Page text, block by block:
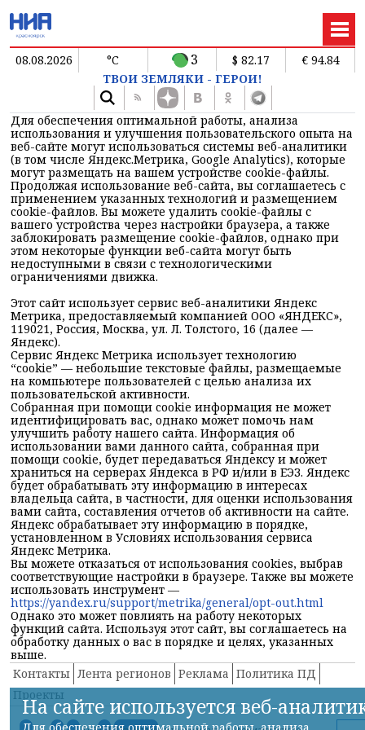
08.08.2026 °C 3 $ 82.17
€ 94.84
ТВОИ ЗЕМЛЯКИ - ГЕРОИ!
Для обеспечения оптимальной работы, анализа
использования и улучшения пользовательского опыта на
веб-сайте могут использоваться системы веб-аналитики
(в том числе Яндекс.Метрика, Google Analytics), которые
могут размещать на вашем устройстве cookie-файлы.
Продолжая использование веб-сайта, вы соглашаетесь с
применением указанных технологий и размещением
cookie-файлов. Вы можете удалить cookie-файлы с
вашего устройства через настройки браузера, а также
заблокировать размещение cookie-файлов, однако при
этом некоторые функции веб-сайта могут быть
недоступными в связи с технологическими
ограничениями движка.
Этот сайт использует сервис веб-аналитики Яндекс
Метрика, предоставляемый компанией ООО «ЯНДЕКС»,
119021, Россия, Москва, ул. Л. Толстого, 16 (далее —
Яндекс).
Сервис Яндекс Метрика использует технологию
“cookie” — небольшие текстовые файлы, размещаемые
на компьютере пользователей с целью анализа их
пользовательской активности.
Собранная при помощи cookie информация не может
идентифицировать вас, однако может помочь нам
улучшить работу нашего сайта. Информация об
использовании вами данного сайта, собранная при
помощи cookie, будет передаваться Яндексу и может
храниться на серверах Яндекса в РФ и/или в ЕЭЗ. Яндекс
будет обрабатывать эту информацию в интересах
владельца сайта, в частности, для оценки использования
вами сайта, составления отчетов об активности на сайте.
Яндекс обрабатывает эту информацию в порядке,
установленном в Условиях использования сервиса
Яндекс Метрика.
Вы можете отказаться от использования cookies, выбрав
соответствующие настройки в браузере. Также вы можете
использовать инструмент —
https://yandex.ru/support/metrika/general/opt-out.html
Однако это может повлиять на работу некоторых
функций сайта. Используя этот сайт, вы соглашаетесь на
обработку данных о вас в порядке и целях, указанных
выше.
Контакты Лента регионов Реклама Политика ПД
Проекты
На сайте используется веб-